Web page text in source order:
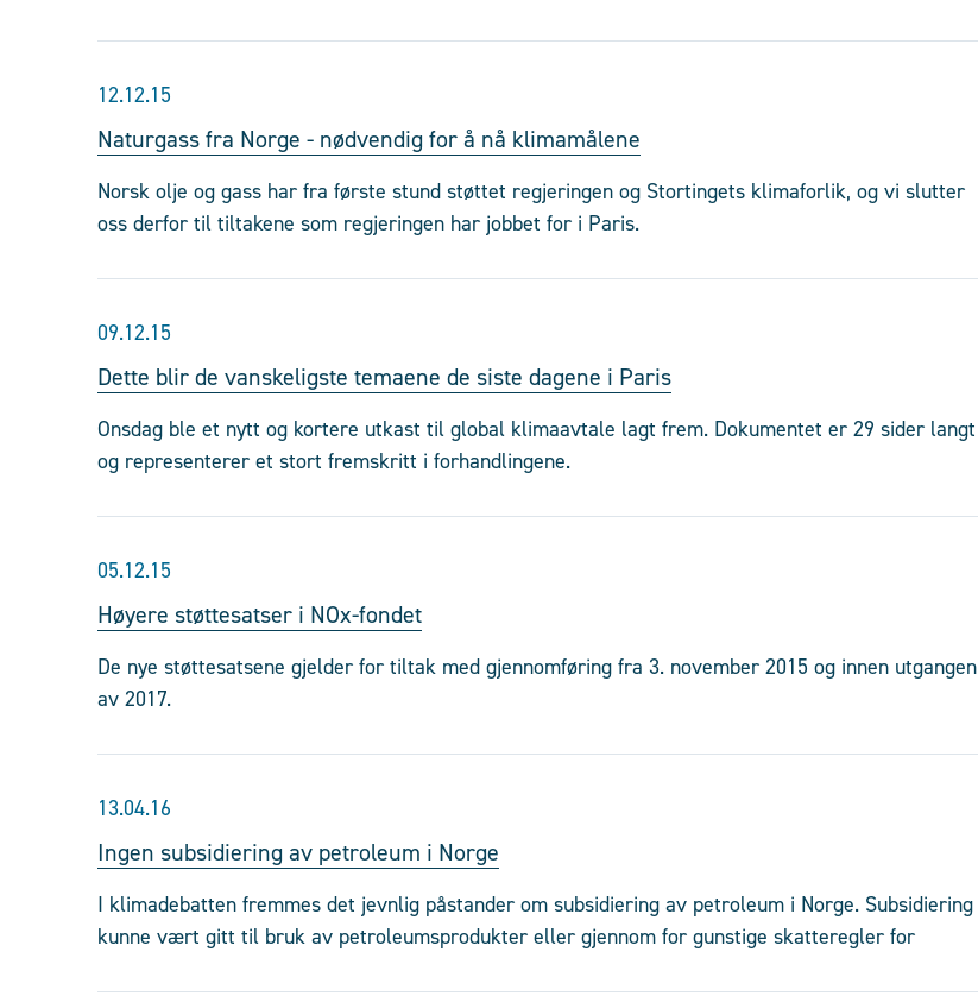
12.12.15
Naturgass fra Norge - nødvendig for å nå klimamålene
Norsk olje og gass har fra første stund støttet regjeringen og Stortingets klimaforlik, og vi slutter
oss derfor til tiltakene som regjeringen har jobbet for i Paris.
09.12.15
Dette blir de vanskeligste temaene de siste dagene i Paris
Onsdag ble et nytt og kortere utkast til global klimaavtale lagt frem. Dokumentet er 29 sider langt
og representerer et stort fremskritt i forhandlingene.
05.12.15
Høyere støttesatser i NOx-fondet
De nye støttesatsene gjelder for tiltak med gjennomføring fra 3. november 2015 og innen utgangen
av 2017.
13.04.16
Ingen subsidiering av petroleum i Norge
I klimadebatten fremmes det jevnlig påstander om subsidiering av petroleum i Norge. Subsidiering
kunne vært gitt til bruk av petroleumsprodukter eller gjennom for gunstige skatteregler for